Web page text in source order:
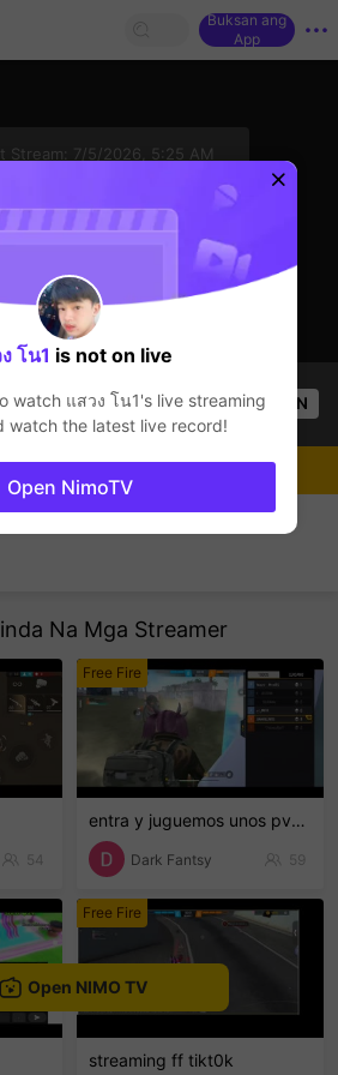
Buksan ang
App
Stream:
7/5/2026, 5:25 AM
is live!
Views OPEN
Streamer
Na Mga Streamer
54
Free Fire
entra y juguemos unos pvp region N/A
Dark Fantsy 59
Free Fire
streaming ff tikt0k
Sundan
Open NIMO TV
โน1 is not on live
watch แสวง โน1's live streaming
watch the latest live record!
Open NimoTV